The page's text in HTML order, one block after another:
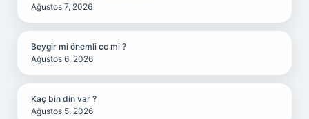
Ağustos 7, 2026
Beygir mi önemli cc mi ?
Ağustos 6, 2026
Kaç bin din var ?
Ağustos 5, 2026